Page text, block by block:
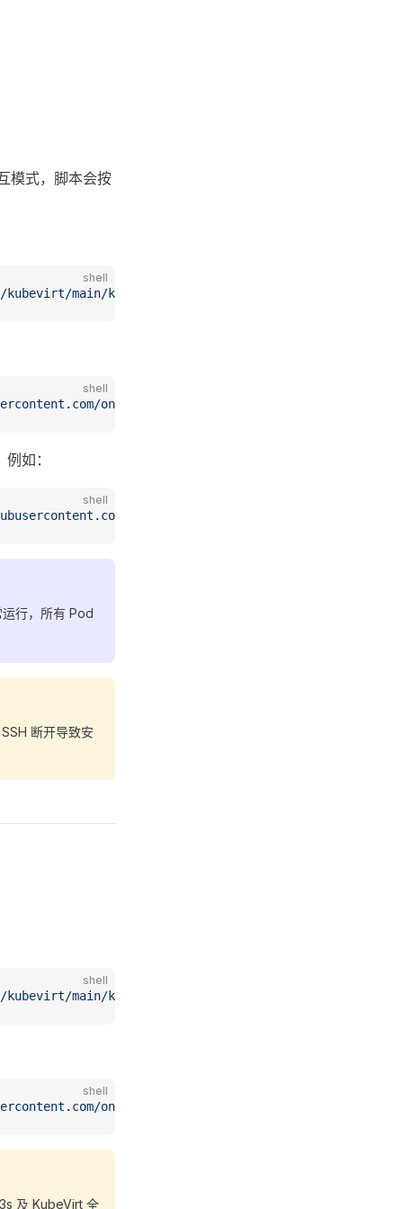
模式，脚本会按
shell
main/kubevirtinstall.sh)
shell
oneclickvirt/kubevirt/main/
例如：
shell
oneclickvirt/kubevirt/main/
行，所有 Pod
断开导致安
shell
main/kubevirtuninstall.sh)
shell
oneclickvirt/kubevirt/main/
及 KubeVirt 全